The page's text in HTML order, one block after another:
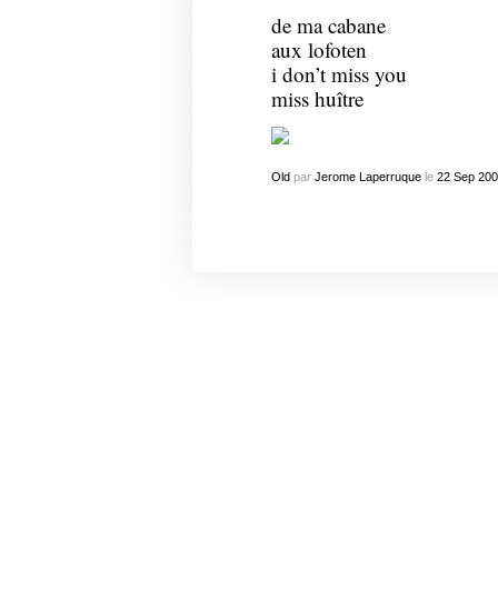
de ma cabane
aux lofoten
i don’t miss you
miss huître
Oldpar Jerome Laperruquele 22 Sep